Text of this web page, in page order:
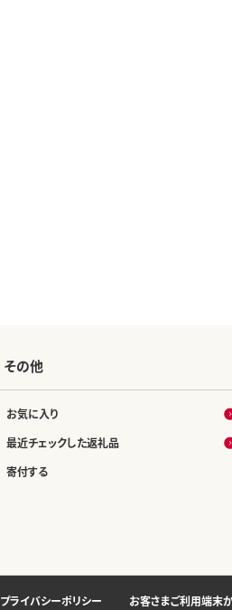
その他
お気に入り
最近チェックした返礼品
寄付する
プライバシーポリシー お客さまご利用端末